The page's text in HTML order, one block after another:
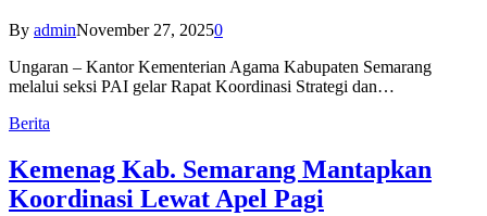
By adminNovember 27, 20250
Ungaran – Kantor Kementerian Agama Kabupaten Semarang
melalui seksi PAI gelar Rapat Koordinasi Strategi dan…
Berita
Kemenag Kab. Semarang Mantapkan
Koordinasi Lewat Apel Pagi